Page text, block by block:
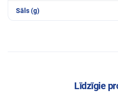
Sāls (g)
Līdzīgie